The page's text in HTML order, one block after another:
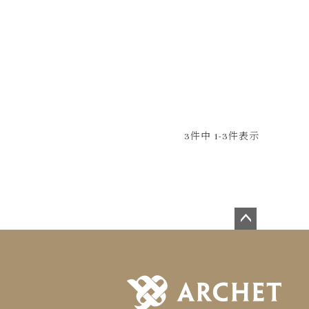
3件中 1-3件表示
へ